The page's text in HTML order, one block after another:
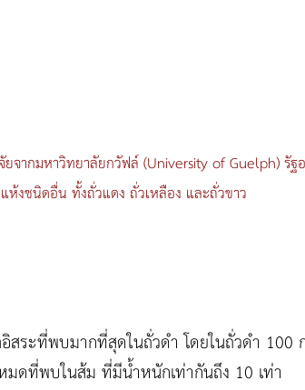
จากมหาวิทยาลัยกวัฟล์ (University of Guelph) รั
ห้งชนิดอื่น ทั้งถั่วแดง ถั่วเหลือง และถั่วขาว
สระที่พบมากที่สุดในถั่วดำ โดยในถั่วดำ 100
ดที่พบในส้ม ที่มีน้ำหนักเท่ากันถึง 10 เท่า